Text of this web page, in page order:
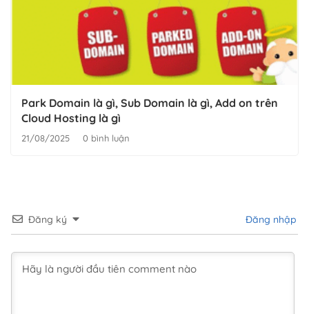
Park Domain là gì, Sub Domain là gì, Add on trên
Cloud Hosting là gì
21/08/2025 0 bình luận
Đăng ký Đăng nhập